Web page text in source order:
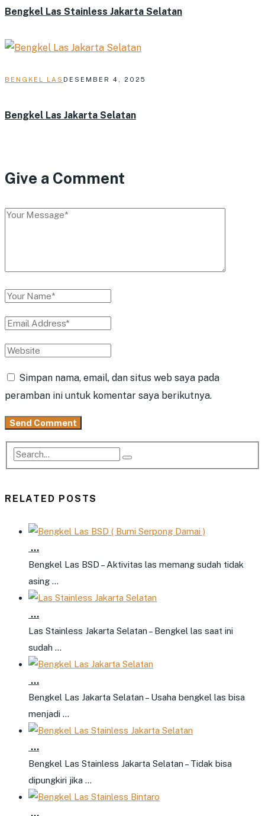
Bengkel Las Stainless Jakarta Selatan
BENGKEL LAS DESEMBER 4, 2025
Bengkel Las Jakarta Selatan
Give a Comment
Simpan nama, email, dan situs web saya pada
peramban ini untuk komentar saya berikutnya.
RELATED POSTS
…
Bengkel Las BSD – Aktivitas las memang sudah tidak
asing …
…
Las Stainless Jakarta Selatan – Bengkel las saat ini
sudah …
…
Bengkel Las Jakarta Selatan – Usaha bengkel las bisa
menjadi …
…
Bengkel Las Stainless Jakarta Selatan – Tidak bisa
dipungkiri jika …
…